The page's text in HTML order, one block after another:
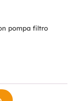
pompa filtro